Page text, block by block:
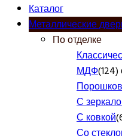
Каталог
Металлические
По отделке
МДФ
С
С ковкой